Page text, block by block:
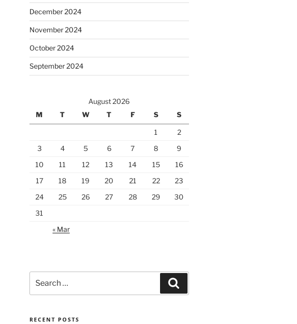
December 2024
November 2024
October 2024
September 2024
August 2026
M
T W T F S S
1
2
3
4 5 6 7 8
9
10
11 12 13 14 15
16
17
18 19 20 21 22
23
24
25 26 27 28 29
30
31
« Mar
for:
RECENT POSTS